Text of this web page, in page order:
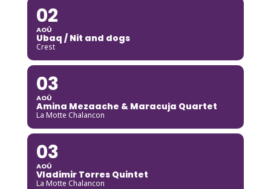
02
AOÛ
Ubaq / Nit and dogs
Crest
03
AOÛ
Amina Mezaache & Maracuja Quartet
La Motte Chalancon
03
AOÛ
Vladimir Torres Quintet
La Motte Chalancon